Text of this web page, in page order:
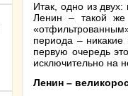
Итак, одно из двух:
Ленин – такой же
периода –
первую очередь
исключительно на
Ленин –